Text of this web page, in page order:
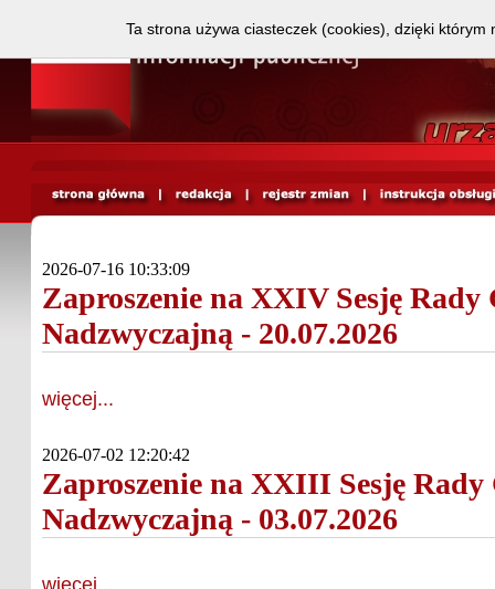
2026-07-16 10:33:09
Zaproszenie na XXIV Sesję Rady
Nadzwyczajną - 20.07.2026
więcej...
2026-07-02 12:20:42
Zaproszenie na XXIII Sesję
Nadzwyczajną - 03.07.2026
więcej...
Ta strona używa ciasteczek (cookies), dzięki którym